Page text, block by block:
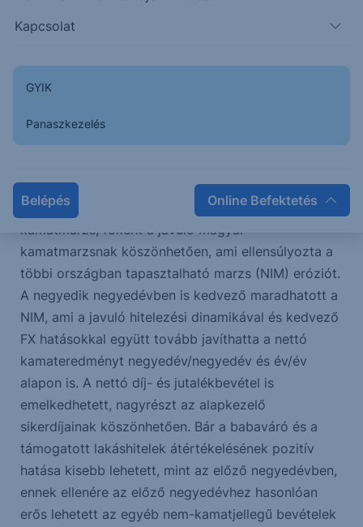
Kapcsolat
GYIK
Panaszkezelés
Belépés Online Befektetés
növekedés az előző év azonos időszakának
növekedés a számviteli eredményhez képest, mivel
a profitot, nagyrészt a román leánybank
értékesítéséhez és az üzbég bankhoz
Az első 9 hónapban jelentősen javult a nettó
kamatmarzs, főként a javuló magyar
kamatmarzsnak köszönhetően, ami ellensúlyozta a
többi országban tapasztalható marzs (NIM) eróziót.
A negyedik negyedévben is kedvező maradhatott a
NIM, ami a javuló hitelezési dinamikával és kedvező
FX hatásokkal együtt tovább javíthatta a nettó
kamateredményt negyedév/negyedév és év/év
alapon is. A nettó díj- és jutalékbevétel is
emelkedhetett, nagyrészt az alapkezelő
sikerdíjainak köszönhetően. Bár a babaváró és a
támogatott lakáshitelek átértékelésének pozitív
hatása kisebb lehetett, mint az előző negyedévben,
ennek ellenére az előző negyedévhez hasonlóan
erős lehetett az egyéb nem-kamatjellegű bevételek